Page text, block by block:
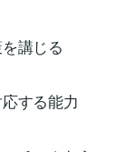
講じる
する能力